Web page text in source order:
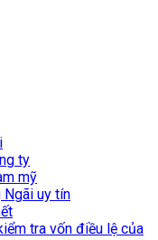
ty
mỹ
Ngãi uy tín
tra vốn điều lệ của